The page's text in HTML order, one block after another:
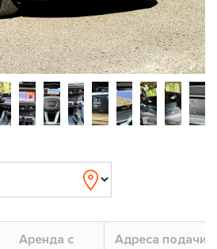
Аренда с
Адреса подачи